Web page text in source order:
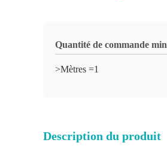
Quantité de commande min
>Mètres =1
Description du produit